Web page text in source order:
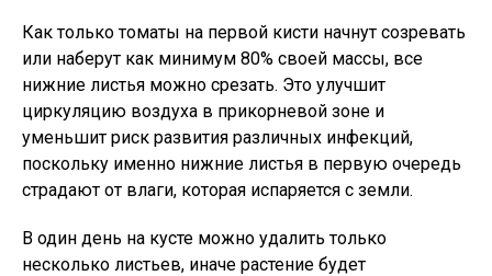
Как только томаты на первой кисти начнут созревать
или наберут как минимум 80% своей массы, все
нижние листья можно срезать. Это улучшит
циркуляцию воздуха в прикорневой зоне и
уменьшит риск развития различных инфекций,
поскольку именно нижние листья в первую очередь
страдают от влаги, которая испаряется с земли.
В один день на кусте можно удалить только
несколько листьев, иначе растение будет